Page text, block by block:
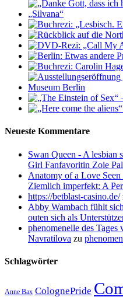
Neueste Kommentare
Swan Queen - A lesbian
Girl Fanfavoritin Zoie
Anatomy of a Love
Ziemlich imperfekt: A
https://betblast-casino.de/
Abby Wambach fühlt
outen sich als
phenomenelle des
Navratilova zu
Schlagwörter
Anne Bax ColognePride